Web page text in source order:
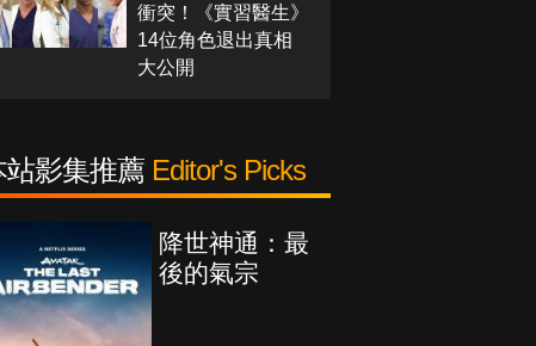
衝突！《實習醫生》
14位角色退出真相
大公開
站影集推薦 Editor's Picks
降世神通：最
後的氣宗